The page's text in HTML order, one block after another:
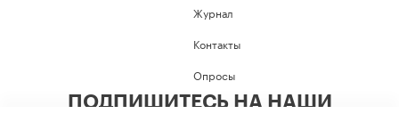
Журнал
Контакты
Опросы
ПОДПИШИТЕСЬ НА НАШИ